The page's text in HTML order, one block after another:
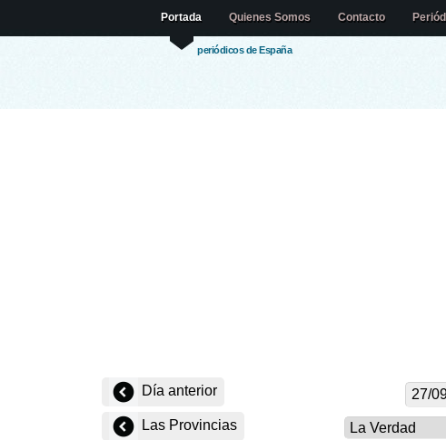
periódicos de España
Portada Quienes Somos Contacto
Día anterior
Las Provincias